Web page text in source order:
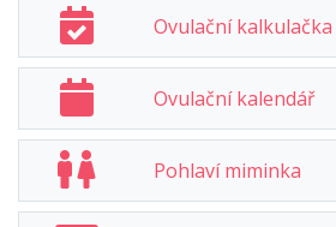
Ovulační kalkulačka
Ovulační kalendář
Pohlaví miminka